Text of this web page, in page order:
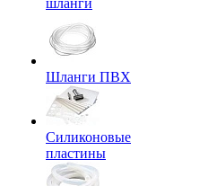
Шланги ПВХ
Силиконовые
пластины